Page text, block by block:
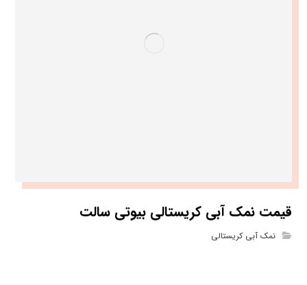
قیمت نمک آبی کریستالی بیوتی سالت
نمک آبی کریستالی